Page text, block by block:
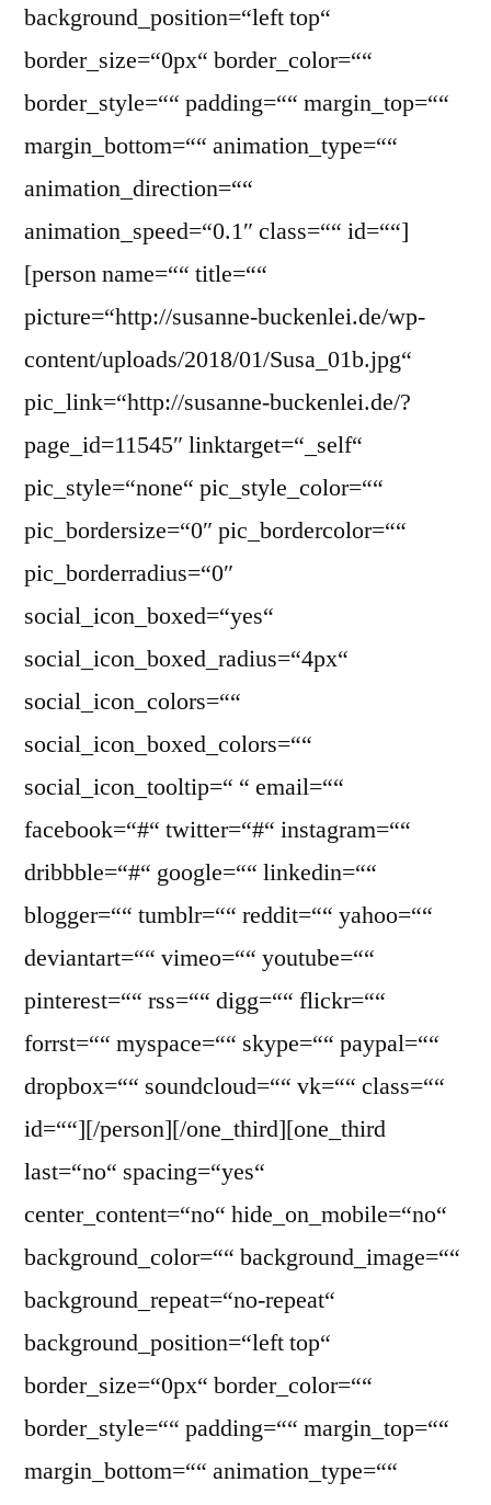
background_position=“left top“
border_size=“0px“ border_color=““
border_style=““ padding=““ margin_top=““
margin_bottom=““ animation_type=““
animation_direction=““
animation_speed=“0.1″ class=““ id=““]
[person name=““ title=““
picture=“http://susanne-buckenlei.de/wp-
content/uploads/2018/01/Susa_01b.jpg“
pic_link=“http://susanne-buckenlei.de/?
page_id=11545″ linktarget=“_self“
pic_style=“none“ pic_style_color=““
pic_bordersize=“0″ pic_bordercolor=““
pic_borderradius=“0″
social_icon_boxed=“yes“
social_icon_boxed_radius=“4px“
social_icon_colors=““
social_icon_boxed_colors=““
social_icon_tooltip=“ “ email=““
facebook=“#“ twitter=“#“ instagram=““
dribbble=“#“ google=““ linkedin=““
blogger=““ tumblr=““ reddit=““ yahoo=““
deviantart=““ vimeo=““ youtube=““
pinterest=““ rss=““ digg=““ flickr=““
forrst=““ myspace=““ skype=““ paypal=““
dropbox=““ soundcloud=““ vk=““ class=““
id=““][/person][/one_third][one_third
last=“no“ spacing=“yes“
center_content=“no“ hide_on_mobile=“no“
background_color=““ background_image=““
background_repeat=“no-repeat“
background_position=“left top“
border_size=“0px“ border_color=““
border_style=““ padding=““ margin_top=““
margin_bottom=““ animation_type=““